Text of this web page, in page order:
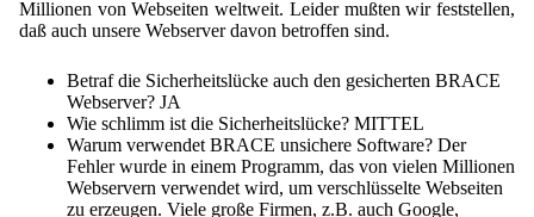
Viskosimeter
Druckhärtemessung
Ultraschallbäder
Bleichmittel
Geschmacksmaskierung
Instant Kugeln
Katalysatorträger
Hf and ZrHf mixed Microspheres
Ultra spherical granulation (english)
Ultra spherical granulation (francais)
Des microbilles de granulométrie précise
Runde Sache
Jobbörse
Kontakt
Adressen
Kontaktformular
Suche
Mitgliederseiten
Millionen von Webseiten weltweit. Leider mußten wir feststellen,
daß auch unsere Webserver davon betroffen sind.
Betraf die Sicherheitslücke auch den gesicherten BRACE
Webserver? JA
Wie schlimm ist die Sicherheitslücke? MITTEL
Warum verwendet BRACE unsichere Software? Der
Fehler wurde in einem Programm, das von vielen Millionen
Webservern verwendet wird, um verschlüsselte Webseiten
zu erzeugen. Viele große Firmen, z.B. auch Google,